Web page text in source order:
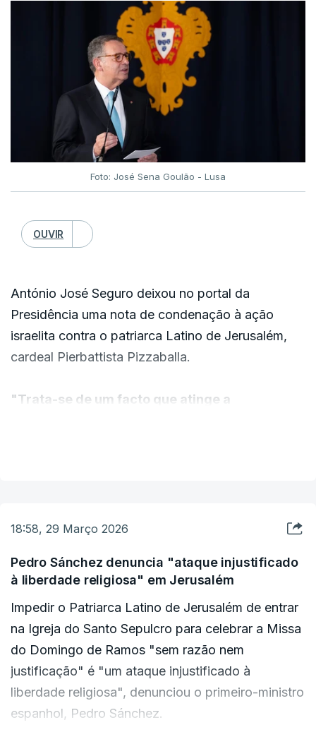
Foto: José Sena Goulão - Lusa
OUVIR
António José Seguro deixou no portal da
Presidência uma nota de condenação à ação
israelita contra o patriarca Latino de Jerusalém,
cardeal Pierbattista Pizzaballa.
"Trata-se de um facto que atinge a
significado histórico e espiritual ímpar, deve
autoridades, em qualquer circunstância",
site
Nesse sentido,"o presidente da República
manifesta a sua firme reprovação por este
impedimento, que considera injustificado e
contrário aos compromissos internacionais de
proteção da liberdade religiosa" e acrescenta
18:58, 29 Março 2026
Pedro Sánchez denuncia "ataque injustificado
à liberdade religiosa" em Jerusalém
Impedir o Patriarca Latino de Jerusalém de entrar
na Igreja do Santo Sepulcro para celebrar a Missa
do Domingo de Ramos "sem razão nem
justificação" é "um ataque injustificado à
liberdade religiosa", denunciou o primeiro-ministro
espanhol, Pedro Sánchez.